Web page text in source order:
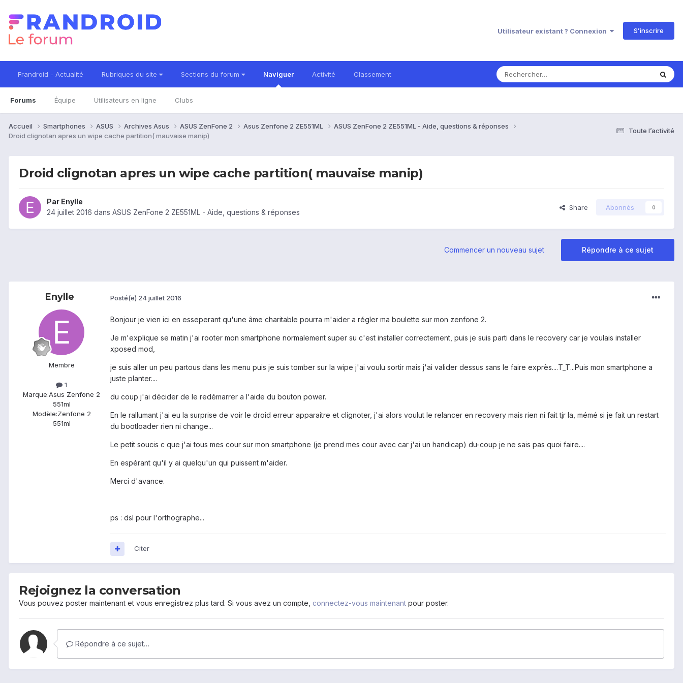
Utilisateur existant ? Connexion S’inscrire
Frandroid - Actualité Rubriques du site Sections du forum Naviguer
Forums Équipe Utilisateurs en ligne Clubs
Activité Classement
Toute l’activité
Accueil Smartphones ASUS Archives Asus ASUS ZenFone 2 Asus Zenfone 2 ZE551ML
ASUS ZenFone 2 ZE551ML - Aide, questions & réponses
Droid clignotan apres un wipe cache partition( mauvaise manip)
Droid clignotan apres un wipe cache partition( mauvaise manip)
Par Enylle
24 juillet 2016 dans ASUS ZenFone 2 ZE551ML - Aide, questions & réponses
Share Abonnés 0
Répondre à ce sujet
Commencer un nouveau sujet
Enylle
Membre
1
Marque:Asus Zenfone 2
551ml
Modèle:Zenfone 2
551ml
Posté(e) 24 juillet 2016
Bonjour je vien ici en esseperant qu'une âme charitable pourra m'aider a régler ma boulette sur mon zenfone 2.
Je m'explique se matin j'ai rooter mon smartphone normalement super su c'est installer correctement, puis je suis parti dans le recovery car je voulais installer
xposed mod,
je suis aller un peu partous dans les menu puis je suis tomber sur la wipe j'ai voulu sortir mais j'ai valider dessus sans le faire exprès....T_T...Puis mon smartphone a
juste planter....
du coup j'ai décider de le redémarrer a l'aide du bouton power.
En le rallumant j'ai eu la surprise de voir le droid erreur apparaitre et clignoter, j'ai alors voulut le relancer en recovery mais rien ni fait tjr la, mémé si je fait un restart
du bootloader rien ni change...
Le petit soucis c que j'ai tous mes cour sur mon smartphone (je prend mes cour avec car j'ai un handicap) du-coup je ne sais pas quoi faire....
En espérant qu'il y ai quelqu'un qui puissent m'aider.
Merci d'avance.
ps : dsl pour l'orthographe...
Citer
Rejoignez la conversation
Vous pouvez poster maintenant et vous enregistrez plus tard. Si vous avez un compte, connectez-vous maintenant pour poster.
Répondre à ce sujet…